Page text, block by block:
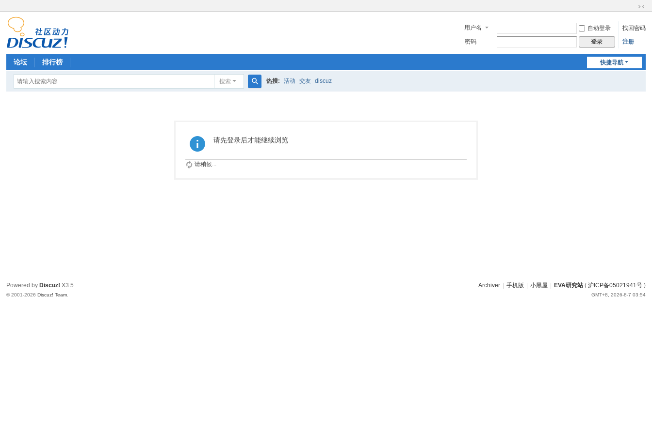
换
到
用户名 自动登录
找回密码
密码
登录 注册
快捷导航
论坛 排行榜
搜索 热搜: 活动 交友 discuz
请先登录后才能继续浏览
请稍候...
Archiver 手机版 小黑屋 EVA研究站( 沪ICP备05021941号)
GMT+8, 2026-8-7 03:54
Powered by Discuz! X3.5
© 2001-2026Discuz! Team